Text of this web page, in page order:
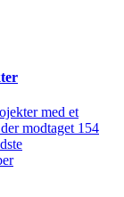
med et
modtaget 154